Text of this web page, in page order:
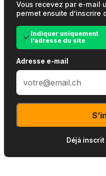
Vous recevez par e-mail
permet ensuite d’inscrire
Indiquer uniquement
l’adresse du site
Adresse e-mail
Déjà inscrit